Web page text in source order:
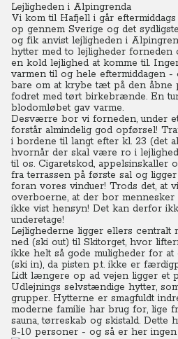
Lejligheden i Alpingrenda
Vi kom til Hafjell i går
op gennem Sverige og det
og fik anvist lejligheden i
hytter med to lejligheder forneden
en kold lejlighed at komme til.
varmen til og hele eftermiddagen
bare om at krybe tæt på den åbne
fodret med tørt birkebrænde. En
blodomløbet gav varme.
Desværre bor vi forneden, under
forstår almindelig god opførsel!
i bordene til langt efter kl. 23 (det
hvornår der skal være ro i
til os. Cigaretskod, appelsinskaller
fra terrassen på første sal og
foran vores vinduer! Trods det, at
overboerne, at der bor
ikke vist hensyn! Det kan derfor
underetage!
Lejlighederne ligger ellers centralt
ned (ski out) til Skitorget, hvor
ikke helt så gode muligheder for
(ski in), da pisten p.t. ikke er
Lidt længere op ad vejen ligger et
Udlejnings selvstændige hytter,
grupper. Hytterne er smagfuldt
moderne familie har brug for, lige
sauna, tørreskab og skistald. Dette
8-10 personer - og så er her